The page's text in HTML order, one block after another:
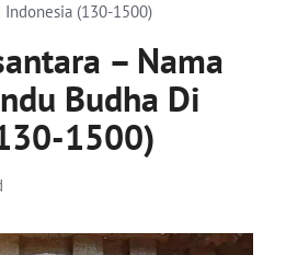
(130-1500)
– Nama
Budha Di
1500)